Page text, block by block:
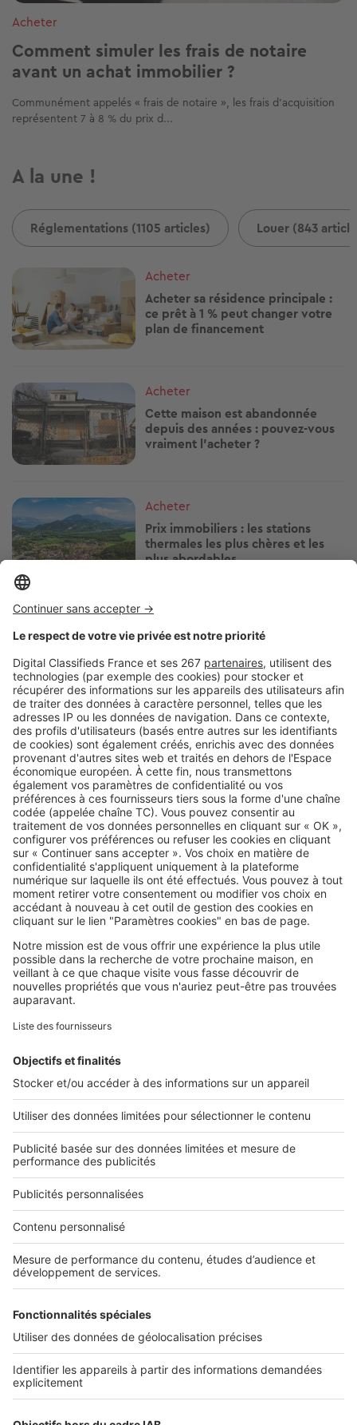
Acheter
Comment simuler les frais de notaire
avant un achat immobilier ?
Communément appelés « frais de notaire », les frais d’acquisition
représentent 7 à 8 % du prix d...
A la une !
Réglementations (1105 articles) Louer (843
Acheter
Acheter sa résidence principale :
ce prêt à 1 % peut changer votre
plan de financement
Image
Acheter
Cette maison est abandonnée
depuis des années : pouvez-vous
vraiment l’acheter ?
Image
Acheter
Prix immobiliers : les stations
thermales les plus chères et les
plus abordables
Image
Ce dispositif permet d'acheter un
logement jusqu'à 50 % moins cher
: êtes-vous éligible ?
Image
Acheter
Avant de signer, lisez les PV d'AG :
ils racontent la vraie vie de la
copropriété
SeLoger c'est aussi
Retrouvez-nous sur ...
L'ENTREPRISE
Nous contacter
Nous recrutons
NOS APPLICATIONS
Découvrez nos applications
Tous nos services pro
Accès client
À DÉCOUVRIR
Annuaire des professionnels